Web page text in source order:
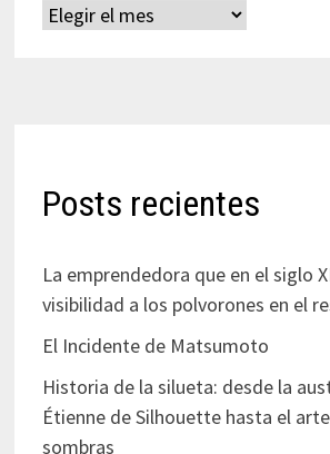
Archivos
Posts recientes
La emprendedora que en el siglo
visibilidad a los polvorones en el
El Incidente de Matsumoto
Historia de la silueta: desde la
Étienne de Silhouette hasta el
sombras